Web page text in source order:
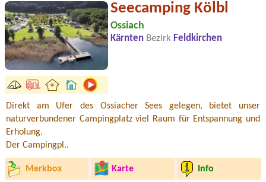
Seecamping Kölbl
Ossiach
Kärnten Bezirk Feldkirchen
Direkt am Ufer des Ossiacher Sees gelegen, bietet unser
naturverbundener Campingplatz viel Raum für Entspannung und
Erholung.
Der Campingpl..
Merkbox Karte Info